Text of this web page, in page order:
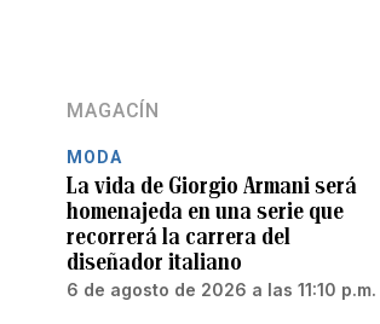
MAGACÍN
MODA
La vida de Giorgio Armani será
homenajeda en una serie que
recorrerá la carrera del
diseñador italiano
6 de agosto de 2026 a las 11:10 p.m.